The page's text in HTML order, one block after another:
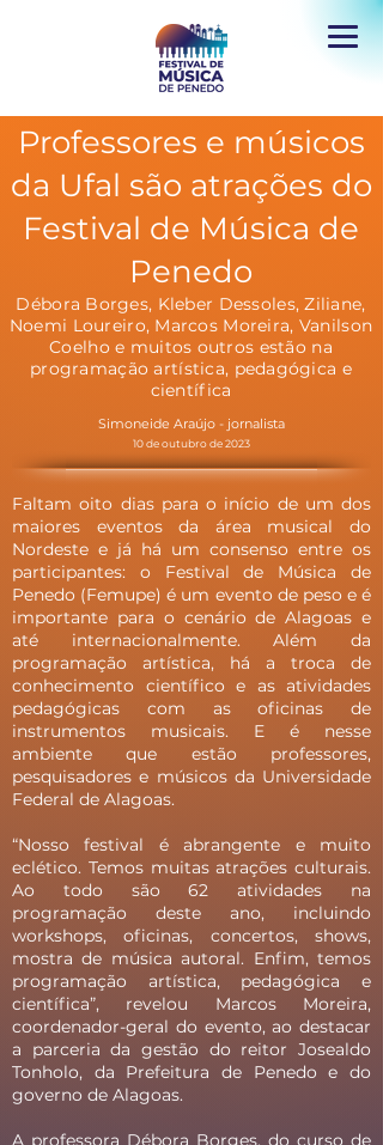
Professores e músicos
da Ufal são atrações do
Festival de Música de
Penedo
Débora Borges, Kleber Dessoles, Ziliane,
Noemi Loureiro, Marcos Moreira, Vanilson
Coelho e muitos outros estão na
programação artística, pedagógica e
científica
Simoneide Araújo - jornalista
10 de outubro de 2023
Faltam oito dias para o início de um dos
maiores eventos da área musical do
Nordeste e já há um consenso entre os
participantes: o Festival de Música de
Penedo (Femupe) é um evento de peso e é
importante para o cenário de Alagoas e
até internacionalmente. Além da
programação artística, há a troca de
conhecimento científico e as atividades
pedagógicas com as oficinas de
instrumentos musicais. E é nesse
ambiente que estão professores,
pesquisadores e músicos da Universidade
Federal de Alagoas.
“Nosso festival é abrangente e muito
eclético. Temos muitas atrações culturais.
Ao todo são 62 atividades na
programação deste ano, incluindo
workshops, oficinas, concertos, shows,
mostra de música autoral. Enfim, temos
programação artística, pedagógica e
científica”, revelou Marcos Moreira,
coordenador-geral do evento, ao destacar
a parceria da gestão do reitor Josealdo
Tonholo, da Prefeitura de Penedo e do
governo de Alagoas.
A professora Débora Borges, do curso de